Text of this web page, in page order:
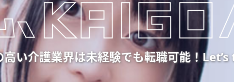
い介護業界は未経験でも転職可能！Let’s